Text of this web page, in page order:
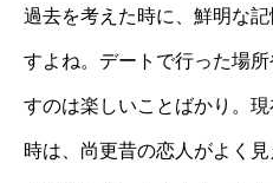
過去を考えた時に、鮮明な
すよね。デートで行った場
すのは楽しいことばかり。
時は、尚更昔の恋人がよく